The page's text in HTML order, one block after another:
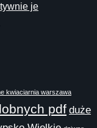
je
kwiaciarnia warszawa
pdf duże